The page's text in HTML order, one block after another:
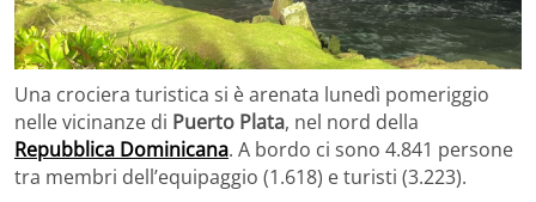
Una crociera turistica si è arenata lunedì pomeriggio
nelle vicinanze di Puerto Plata, nel nord della
Repubblica Dominicana. A bordo ci sono 4.841 persone
tra membri dell’equipaggio (1.618) e turisti (3.223).